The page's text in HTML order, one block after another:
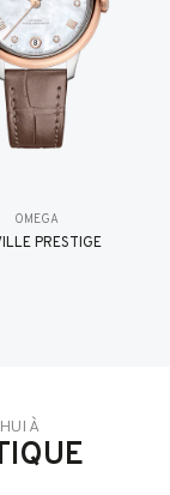
OMEGA
PRESTIGE
À